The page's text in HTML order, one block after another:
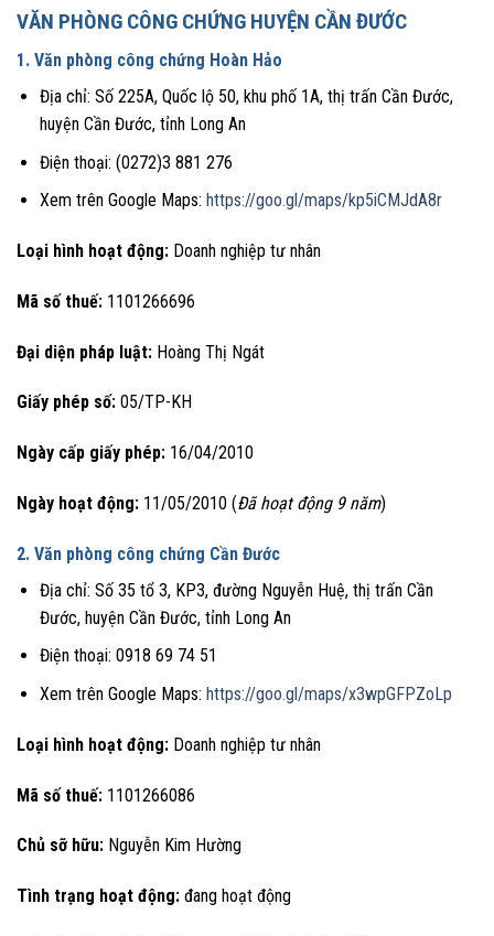
VĂN PHÒNG CÔNG CHỨNG HUYỆN CẦN ĐƯỚC
1. Văn phòng công chứng Hoàn Hảo
Địa chỉ: Số 225A, Quốc lộ 50, khu phố 1A, thị trấn Cần Đước,
huyện Cần Đước, tỉnh Long An
Điện thoại: (0272)3 881 276
Xem trên Google Maps: https://goo.gl/maps/kp5iCMJdA8r
Loại hình hoạt động: Doanh nghiệp tư nhân
Mã số thuế: 1101266696
Đại diện pháp luật: Hoàng Thị Ngát
Giấy phép số: 05/TP-KH
Ngày cấp giấy phép: 16/04/2010
Ngày hoạt động: 11/05/2010 (Đã hoạt động 9 năm)
2. Văn phòng công chứng Cần Đước
Địa chỉ: Số 35 tổ 3, KP3, đường Nguyễn Huệ, thị trấn Cần
Đước, huyện Cần Đước, tỉnh Long An
Điện thoại: 0918 69 74 51
Xem trên Google Maps: https://goo.gl/maps/x3wpGFPZoLp
Loại hình hoạt động: Doanh nghiệp tư nhân
Mã số thuế: 1101266086
Chủ sỡ hữu: Nguyễn Kim Hường
Tình trạng hoạt động: đang hoạt động